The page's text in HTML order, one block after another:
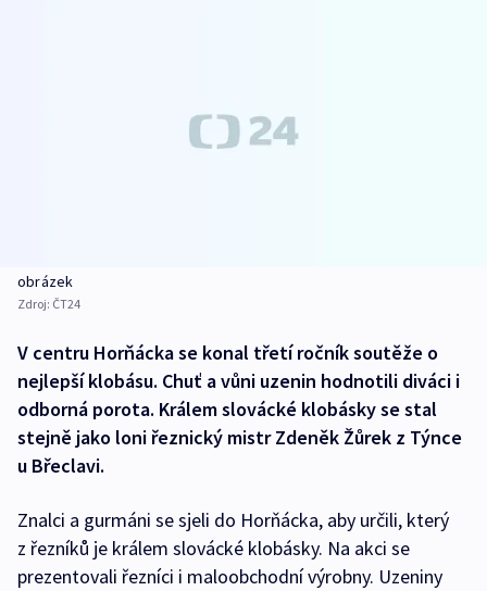
obrázek
Zdroj: ČT24
V centru Horňácka se konal třetí ročník soutěže o
nejlepší klobásu. Chuť a vůni uzenin hodnotili diváci i
odborná porota. Králem slovácké klobásky se stal
stejně jako loni řeznický mistr Zdeněk Žůrek z Týnce
u Břeclavi.
Znalci a gurmáni se sjeli do Horňácka, aby určili, který
z řezníků je králem slovácké klobásky. Na akci se
prezentovali řezníci i maloobchodní výrobny. Uzeniny